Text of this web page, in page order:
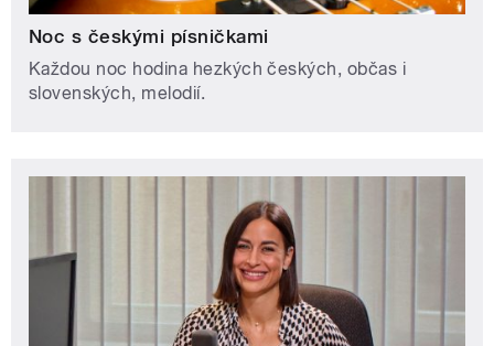
Noc s českými písničkami
Každou noc hodina hezkých českých, občas i
slovenských, melodií.